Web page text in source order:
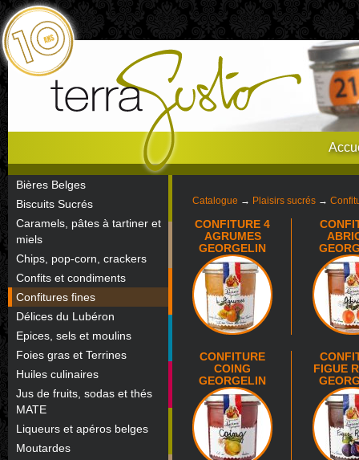
Bières Belges
Biscuits Sucrés
Caramels, pâtes à tartiner et
miels
Chips, pop-corn, crackers
Confits et condiments
Confitures fines
Délices du Lubéron
Epices, sels et moulins
Foies gras et Terrines
Huiles culinaires
Jus de fruits, sodas et thés
MATE
Liqueurs et apéros belges
Moutardes
Catalogue → Plaisirs sucrés →
CONFITURE 4
AGRUMES
GEORGELIN
CONFITURE
COING
GEORGELIN
FIGUE